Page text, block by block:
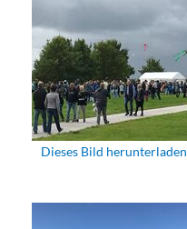
Dieses Bild herunterladen